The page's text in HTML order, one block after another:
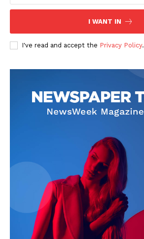
I WANT IN
I've read and accept the Privacy Policy.